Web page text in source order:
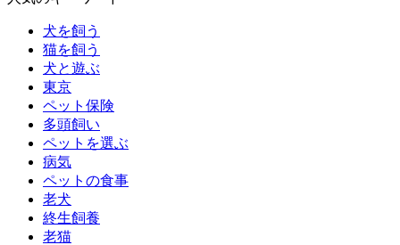
犬を飼う
猫を飼う
犬と遊ぶ
東京
ペット保険
多頭飼い
ペットを選ぶ
病気
ペットの食事
老犬
終生飼養
老猫